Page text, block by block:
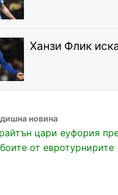
Ханзи Флик
цари еуфория
от евротурнирите